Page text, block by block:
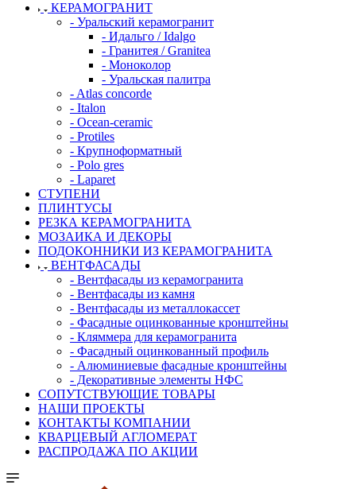
КЕРАМОГРАНИТ
- Уральский керамогранит
- Идальго / Idalgo
- Гранитея / Granitea
- Моноколор
- Уральская палитра
- Atlas concorde
- Italon
- Ocean-ceramic
- Protiles
- Крупноформатный
- Polo gres
- Laparet
СТУПЕНИ
ПЛИНТУСЫ
РЕЗКА КЕРАМОГРАНИТА
МОЗАИКА И ДЕКОРЫ
ПОДОКОННИКИ ИЗ КЕРАМОГРАНИТА
ВЕНТФАСАДЫ
- Вентфасады из керамогранита
- Вентфасады из камня
- Вентфасады из металлокассет
- Фасадные оцинкованные кронштейны
- Кляммера для керамогранита
- Фасадный оцинкованный профиль
- Алюминиевые фасадные кронштейны
- Декоративные элементы НФС
СОПУТСТВУЮЩИЕ ТОВАРЫ
НАШИ ПРОЕКТЫ
КОНТАКТЫ КОМПАНИИ
КВАРЦЕВЫЙ АГЛОМЕРАТ
РАСПРОДАЖА ПО АКЦИИ